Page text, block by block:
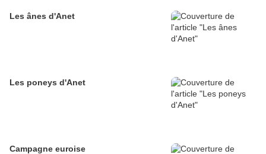
Les ânes d'Anet
Les poneys d'Anet
Campagne euroise